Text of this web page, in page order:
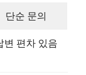
단순 문의
변 편차 있음